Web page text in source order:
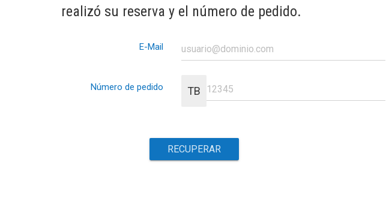
realizó su reserva y el número de pedido.
E-Mail
Número de pedido TB